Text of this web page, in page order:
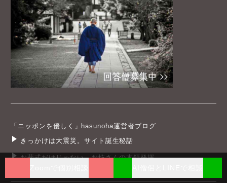
「ニッポンを優しく」hasunoha運営者ブログ
きっかけは大震災。サイト誕生秘話
お葬式だけじゃない。お坊さんの本領発揮